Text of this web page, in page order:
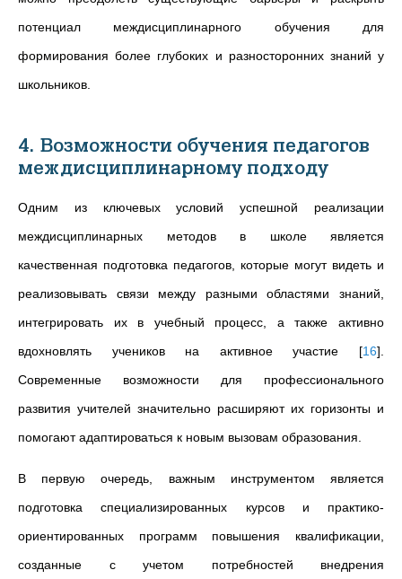
потенциал междисциплинарного обучения для
формирования более глубоких и разносторонних знаний у
школьников.
4. Возможности обучения педагогов
междисциплинарному подходу
Одним из ключевых условий успешной реализации
междисциплинарных методов в школе является
качественная подготовка педагогов, которые могут видеть и
реализовывать связи между разными областями знаний,
интегрировать их в учебный процесс, а также активно
вдохновлять учеников на активное участие [16]
Современные возможности для профессионального
развития учителей значительно расширяют их горизонты и
помогают адаптироваться к новым вызовам образования.
В первую очередь, важным инструментом является
подготовка специализированных курсов и практико-
ориентированных программ повышения квалификации,
созданные с учетом потребностей внедрения